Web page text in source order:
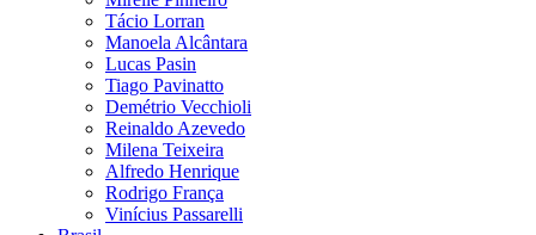
Tácio Lorran
Manoela Alcântara
Lucas Pasin
Tiago Pavinatto
Demétrio Vecchioli
Reinaldo Azevedo
Milena Teixeira
Alfredo Henrique
Rodrigo França
Vinícius Passarelli